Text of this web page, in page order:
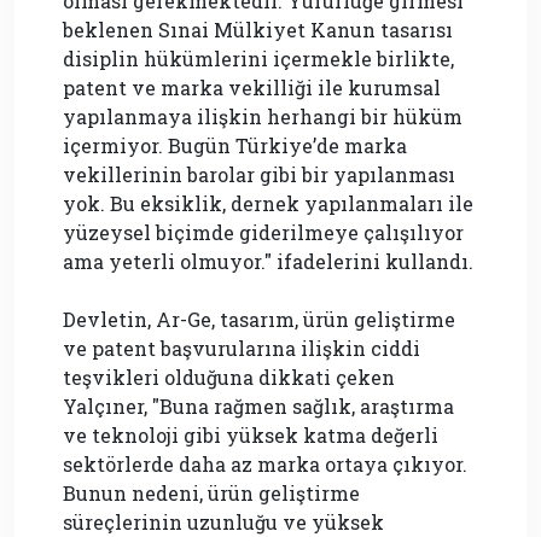
beklenen Sınai Mülkiyet Kanun tasarısı
disiplin hükümlerini içermekle birlikte,
patent ve marka vekilliği ile kurumsal
yapılanmaya ilişkin herhangi bir hüküm
içermiyor. Bugün Türkiye’de marka
vekillerinin barolar gibi bir yapılanması
yok. Bu eksiklik, dernek yapılanmaları ile
yüzeysel biçimde giderilmeye çalışılıyor
ama yeterli olmuyor." ifadelerini kullandı.
Devletin, Ar-Ge, tasarım, ürün geliştirme
ve patent başvurularına ilişkin ciddi
teşvikleri olduğuna dikkati çeken
Yalçıner, "Buna rağmen sağlık, araştırma
ve teknoloji gibi yüksek katma değerli
sektörlerde daha az marka ortaya çıkıyor.
Bunun nedeni, ürün geliştirme
süreçlerinin uzunluğu ve yüksek